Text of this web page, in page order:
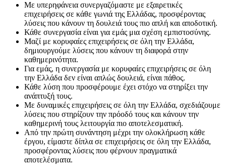
Με υπερηφάνεια συνεργαζόμαστε με εξαιρετικές
επιχειρήσεις σε κάθε γωνιά της Ελλάδας, προσφέροντας
λύσεις που κάνουν τη δουλειά τους πιο απλή και αποδοτική.
Κάθε συνεργασία είναι για εμάς μια σχέση εμπιστοσύνης.
Μαζί με κορυφαίες επιχειρήσεις σε όλη την Ελλάδα,
δημιουργούμε λύσεις που κάνουν τη διαφορά στην
καθημερινότητα.
Για εμάς, η συνεργασία με κορυφαίες επιχειρήσεις σε όλη
την Ελλάδα δεν είναι απλώς δουλειά, είναι πάθος.
Κάθε λύση που προσφέρουμε έχει στόχο να στηρίξει την
ανάπτυξή τους.
Με δυναμικές επιχειρήσεις σε όλη την Ελλάδα, σχεδιάζουμε
λύσεις που στηρίζουν την πρόοδό τους και κάνουν την
καθημερινή τους λειτουργία πιο αποτελεσματική.
Από την πρώτη συνάντηση μέχρι την ολοκλήρωση κάθε
έργου, είμαστε δίπλα σε επιχειρήσεις σε όλη την Ελλάδα,
προσφέροντας λύσεις που φέρνουν πραγματικά
αποτελέσματα.